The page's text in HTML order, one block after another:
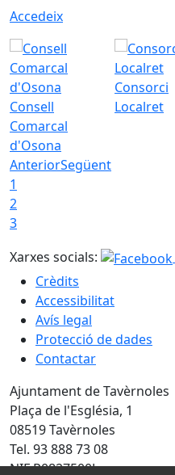
Accedeix
Consell
Comarcal
d'Osona
Consorci
Localret
AnteriorSegüent
1
2
3
Xarxes socials:
Crèdits
Accessibilitat
Avís legal
Protecció de dades
Contactar
Ajuntament de Tavèrnoles
Plaça de l'Església, 1
08519 Tavèrnoles
Tel. 93 888 73 08
NIF P0827500J